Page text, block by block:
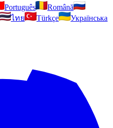
Português
Română
ไทย Türkçe
Українська